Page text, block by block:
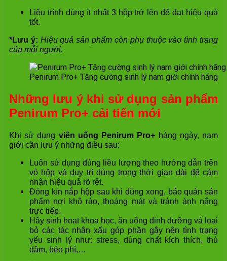
Liệu trình dùng ít nhất 3 hộp trở lên để đạt hiệu quả
tốt.
*Lưu ý: Hiệu quả sản phẩm còn phụ thuộc vào tình trạng
của mỗi người.
Penirum Pro+ Tăng cường sinh lý nam giới chính hãng
Những lưu ý khi sử dụng sản phẩm
Penirum Pro+ cải tiến mới
Khi sử dụng viên uống Penirum Pro+ hàng ngày, nam
giới cần lưu ý những điều sau:
Luôn sử dụng đúng liều lượng theo hướng dẫn trên
vỏ hộp và duy trì dùng trong thời gian dài để cảm
nhận hiệu quả rõ rệt.
Đóng kín nắp hộp sau khi dùng xong, bảo quản sản
phẩm nơi khô ráo, thoáng mát và tránh ánh nắng
trực tiếp.
Hãy sinh hoạt khoa học, ăn uống dinh dưỡng và loại
bỏ các tác nhân xấu góp phần gây nên tình trạng
yếu sinh lý như: stress, dùng chất kích thích, thủ
dâm, béo phì,…